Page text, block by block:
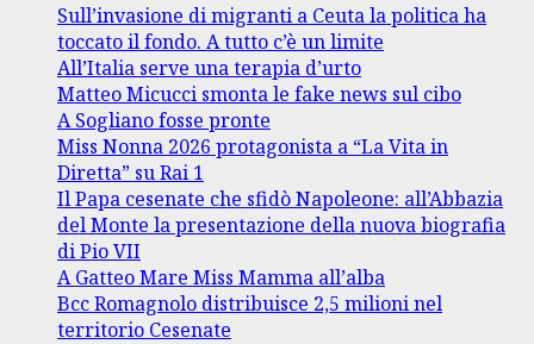
Sull’invasione di migranti a Ceuta la politica ha
toccato il fondo. A tutto c’è un limite
All’Italia serve una terapia d’urto
Matteo Micucci smonta le fake news sul cibo
A Sogliano fosse pronte
Miss Nonna 2026 protagonista a “La Vita in
Diretta” su Rai 1
Il Papa cesenate che sfidò Napoleone: all’Abbazia
del Monte la presentazione della nuova biografia
di Pio VII
A Gatteo Mare Miss Mamma all’alba
Bcc Romagnolo distribuisce 2,5 milioni nel
territorio Cesenate